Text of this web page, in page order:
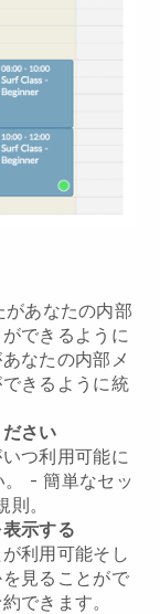
があなたの内部
できるように
なたの内部メ
きるように統
さい
つ利用可能に
- 簡単なセッ
。
示する
利用可能そし
見ることがで
できます。